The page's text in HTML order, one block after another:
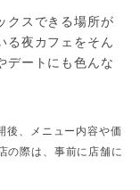
クスできる場所が
る夜カフェをそん
デートにも色んな
後、メニュー内容や価
の際は、事前に店舗に